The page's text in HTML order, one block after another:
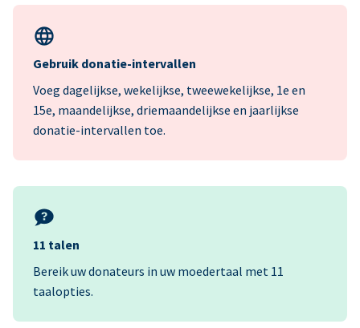
Gebruik donatie-intervallen
Voeg dagelijkse, wekelijkse, tweewekelijkse, 1e en
15e, maandelijkse, driemaandelijkse en jaarlijkse
donatie-intervallen toe.
11 talen
Bereik uw donateurs in uw moedertaal met 11
taalopties.